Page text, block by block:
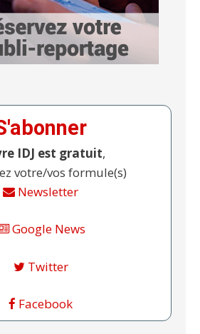
IDJ est gratuit,
votre/vos formule(s)
Newsletter
Google News
Twitter
Facebook